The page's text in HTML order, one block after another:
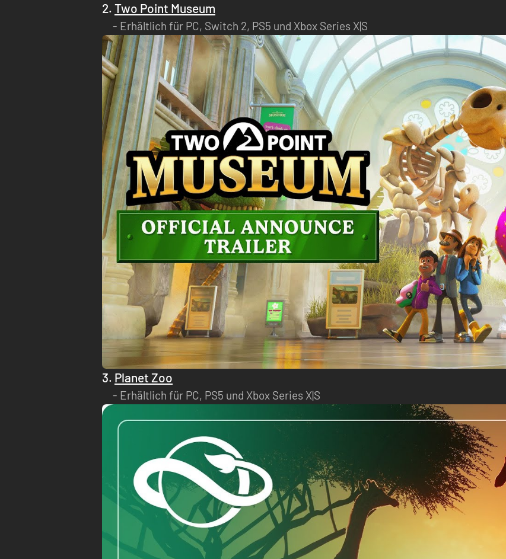
2. Two Point Museum
Erhältlich für PC, Switch 2, PS5 und Xbox Series X|S
3. Planet Zoo
Erhältlich für PC, PS5 und Xbox Series X|S